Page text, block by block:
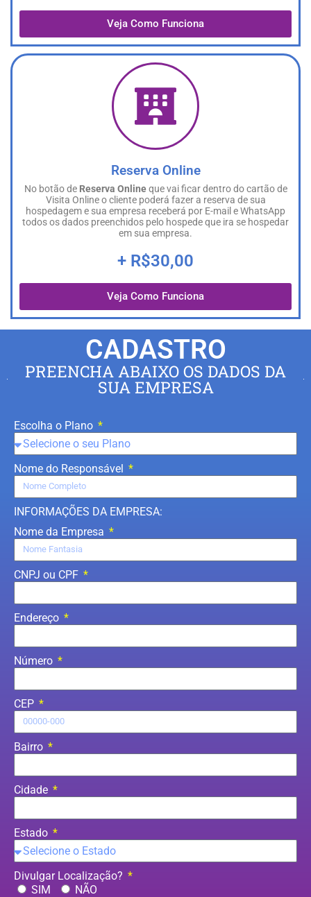
Veja Como Funciona
Reserva Online
No botão de Reserva Onlineque vai ficar dentro do cartão de
Visita Online o cliente poderá fazer a reserva de sua
hospedagem e sua empresa receberá por E-mail e WhatsApp
todos os dados preenchidos pelo hospede que ira se hospedar
em sua empresa.
+ R$30,00
Veja Como Funciona
CADASTRO
PREENCHA ABAIXO OS DADOS DA
SUA EMPRESA
Escolha o Plano
Nome do Responsável
INFORMAÇÕES DA EMPRESA:
Nome da Empresa
CNPJ ou CPF
Endereço
Número
CEP
Bairro
Cidade
Estado
Divulgar Localização?
SIM
NÃO